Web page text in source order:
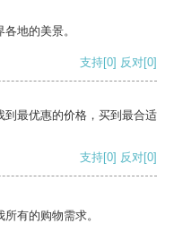
地的美景。
支持[0] 反对[0]
到最优惠的价格，买到最合适
支持[0] 反对[0]
有的购物需求。